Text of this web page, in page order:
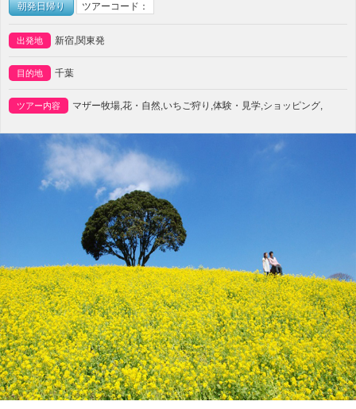
朝発日帰り ツアーコード：
出発地 新宿,関東発
目的地 千葉
ツアー内容 マザー牧場,花・自然,いちご狩り,体験・見学,ショッピング,